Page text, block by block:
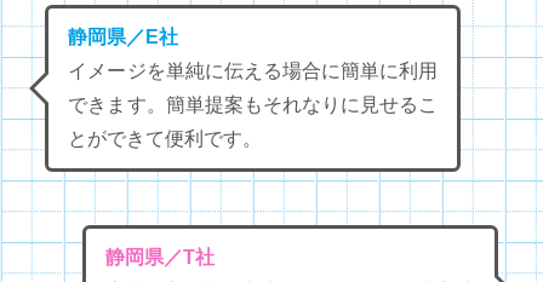
静岡県／E社
イメージを単純に伝える場合に簡単に利用
できます。簡単提案もそれなりに見せるこ
とができて便利です。
静岡県／T社